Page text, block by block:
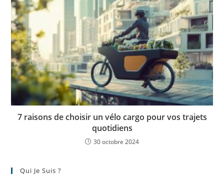
7 raisons de choisir un vélo cargo pour vos trajets
quotidiens
30 octobre 2024
Qui Je Suis ?